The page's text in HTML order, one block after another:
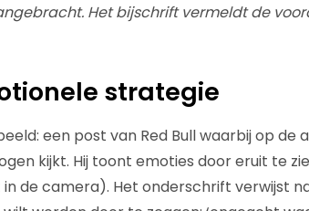
Het bijschrift vermeldt de
strategie
een post van Red Bull waarbij op de
kijkt. Hij toont emoties door eruit te
de camera). Het onderschrift verwijst